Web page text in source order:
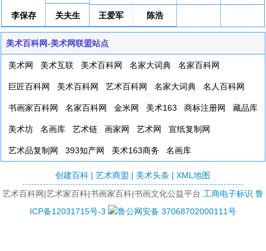
李保存 关夫生 王爱军 陈浩
美术百科网-美术网联盟站点
美术网 美术互联 美术百科网 名家大词典 名家百科网
巨匠百科网 美术百科网 艺术百科网 名家大词典 名人百科网
书画家百科网 名家百科网 金米网 美术163 商标注册网 藏品库
美术坊 名画库 艺术链 画家网 艺术网 宣纸复制网
艺术品复制网 393知产网 美术163商务 名画库
创建百科 |艺术商盟 | 美术头条 |XML地图
艺术百科网|艺术家百科|书画家百科|书画文化公益平台 工商电子标识 鲁
ICP备12031715号-3
鲁公网安备 37068702000111号